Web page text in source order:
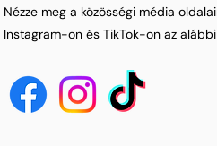
Nézze meg a közösségi média
Instagram-on és TikTok-on az